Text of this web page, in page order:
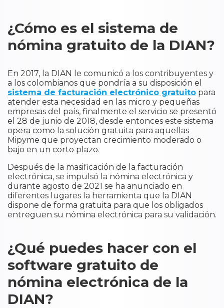
¿Cómo es el sistema de
nómina gratuito de la DIAN?
En 2017, la DIAN le comunicó a los contribuyentes y
a los colombianos que pondría a su disposición el
sistema de facturación electrónico gratuito para
atender esta necesidad en las micro y pequeñas
empresas del país, finalmente el servicio se presentó
el 28 de junio de 2018, desde entonces este sistema
opera como la solución gratuita para aquellas
Mipyme que proyectan crecimiento moderado o
bajo en un corto plazo.
Después de la masificación de la facturación
electrónica, se impulsó la nómina electrónica y
durante agosto de 2021 se ha anunciado en
diferentes lugares la herramienta que la DIAN
dispone de forma gratuita para que los obligados
entreguen su nómina electrónica para su validación.
¿Qué puedes hacer con el
software gratuito de
nómina electrónica de la
DIAN?